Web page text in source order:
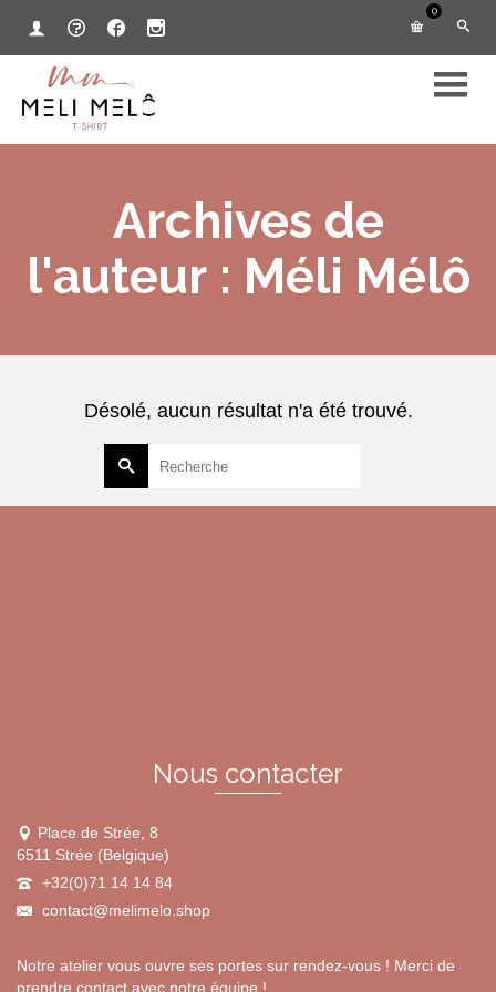
0
Archives de
l'auteur : Méli Mélô
Désolé, aucun résultat n'a été trouvé.
Nous contacter
Place de Strée, 8
6511 Strée (Belgique)
+32(0)71 14 14 84
contact@melimelo.shop
Notre atelier vous ouvre ses portes sur rendez-vous ! Merci de
prendre contact avec notre équipe !